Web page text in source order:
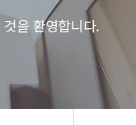
을 환영합니다.